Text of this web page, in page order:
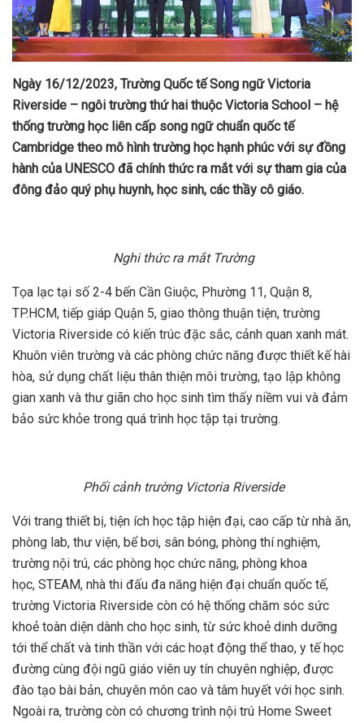
Ngày 16/12/2023, Trường Quốc tế Song ngữ Victoria
Riverside – ngôi trường thứ hai thuộc Victoria School – hệ
thống trường học liên cấp song ngữ chuẩn quốc tế
Cambridge theo mô hình trường học hạnh phúc với sự đồng
hành của UNESCO đã chính thức ra mắt với sự tham gia của
đông đảo quý phụ huynh, học sinh, các thầy cô giáo.
Nghi thức ra mắt Trường
Tọa lạc tại số 2-4 bến Cần Giuộc, Phường 11, Quận 8,
TP.HCM, tiếp giáp Quận 5, giao thông thuận tiện, trường
Victoria Riverside có kiến trúc đặc sắc, cảnh quan xanh mát.
Khuôn viên trường và các phòng chức năng được thiết kế hài
hòa, sử dụng chất liệu thân thiện môi trường, tạo lập không
gian xanh và thư giãn cho học sinh tìm thấy niềm vui và đảm
bảo sức khỏe trong quá trình học tập tại trường.
Phối cảnh trường Victoria Riverside
Với trang thiết bị, tiện ích học tập hiện đại, cao cấp từ nhà ăn,
phòng lab, thư viện, bể bơi, sân bóng, phòng thí nghiệm,
trường nội trú, các phòng học chức năng, phòng khoa
học, STEAM, nhà thi đấu đa năng hiện đại chuẩn quốc tế,
trường Victoria Riverside còn có hệ thống chăm sóc sức
khoẻ toàn diện dành cho học sinh, từ sức khoẻ dinh dưỡng
tới thể chất và tinh thần với các hoạt động thể thao, y tế học
đường cùng đội ngũ giáo viên uy tín chuyên nghiệp, được
đào tạo bài bản, chuyên môn cao và tâm huyết với học sinh.
Ngoài ra, trường còn có chương trình nội trú Home Sweet